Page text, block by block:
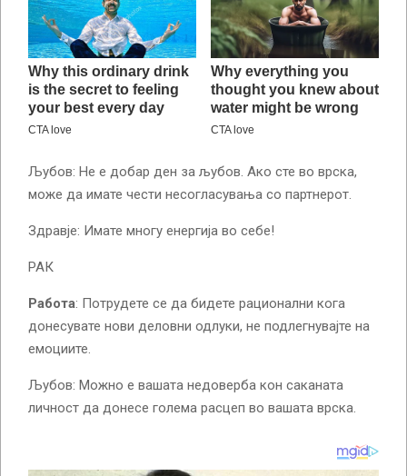
Љубов: Не е добар ден за љубов. Ако сте во врска,
може да имате чести несогласувања со партнерот.
Здравје: Имате многу енергија во себе!
РАК
Работа: Потрудете се да бидете рационални кога
донесувате нови деловни одлуки, не подлегнувајте на
емоциите.
Љубов: Можно е вашата недоверба кон саканата
личност да донесе голема расцеп во вашата врска.